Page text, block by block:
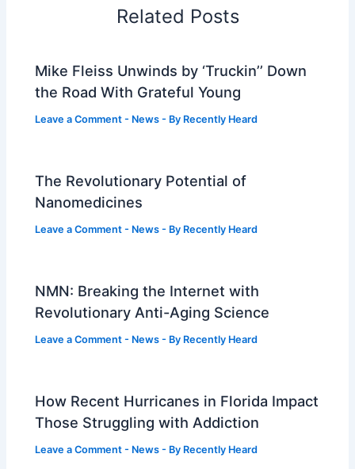
Related Posts
Mike Fleiss Unwinds by ‘Truckin’’ Down
the Road With Grateful Young
Leave a Comment - News - By Recently Heard
The Revolutionary Potential of
Nanomedicines
Leave a Comment - News - By Recently Heard
NMN: Breaking the Internet with
Revolutionary Anti-Aging Science
Leave a Comment - News - By Recently Heard
How Recent Hurricanes in Florida Impact
Those Struggling with Addiction
Leave a Comment - News - By Recently Heard